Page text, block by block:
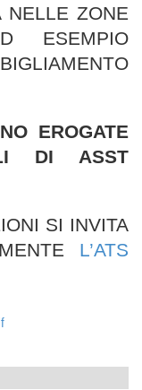
NELLE ZONE
ESEMPIO
EROGATE
DI ASST
SI INVITA
L’ATS